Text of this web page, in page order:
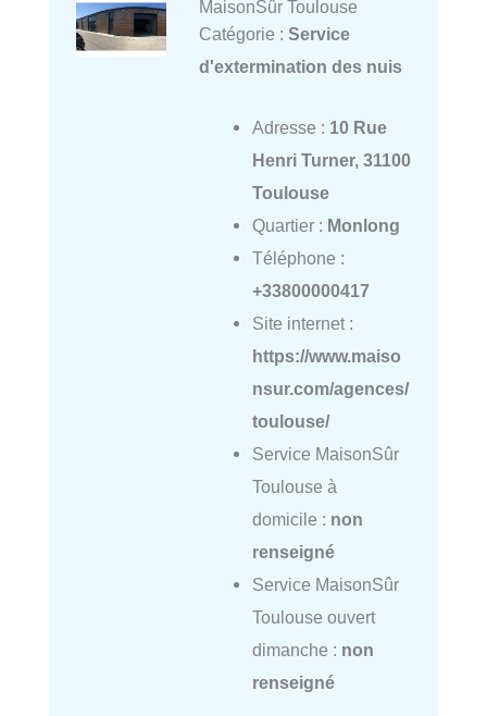
MaisonSûr Toulouse
Catégorie : Service
d'extermination des nuis
Adresse : 10 Rue
Henri Turner, 31100
Toulouse
Quartier : Monlong
Téléphone :
+33800000417
Site internet :
https://www.maiso
nsur.com/agences/
toulouse/
Service MaisonSûr
Toulouse à
domicile : non
renseigné
Service MaisonSûr
Toulouse ouvert
dimanche : non
renseigné